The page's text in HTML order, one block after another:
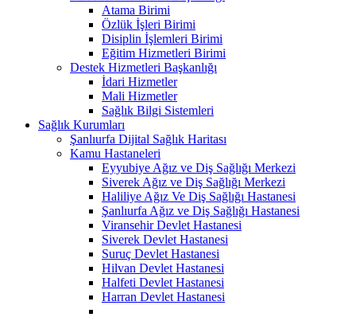
Atama Birimi
Özlük İşleri Birimi
Disiplin İşlemleri Birimi
Eğitim Hizmetleri Birimi
Destek Hizmetleri Başkanlığı
İdari Hizmetler
Mali Hizmetler
Sağlık Bilgi Sistemleri
Sağlık Kurumları
Şanlıurfa Dijital Sağlık Haritası
Kamu Hastaneleri
Eyyubiye Ağız ve Diş Sağlığı Merkezi
Siverek Ağız ve Diş Sağlığı Merkezi
Haliliye Ağız Ve Diş Sağlığı Hastanesi
Şanlıurfa Ağız ve Diş Sağlığı Hastanesi
Viransehir Devlet Hastanesi
Siverek Devlet Hastanesi
Suruç Devlet Hastanesi
Hilvan Devlet Hastanesi
Halfeti Devlet Hastanesi
Harran Devlet Hastanesi